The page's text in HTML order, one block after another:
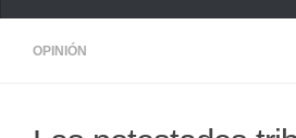
OPINIÓN